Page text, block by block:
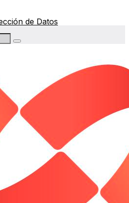
de Datos